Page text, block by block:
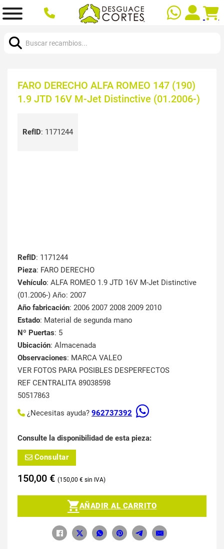
FARO DERECHO ALFA ROMEO 147 (190)
1.9 JTD 16V M-Jet Distinctive (01.2006-)
RefID: 1171244
RefID: 1171244
Pieza: FARO DERECHO
Vehículo: ALFA ROMEO 1.9 JTD 16V M-Jet Distinctive
(01.2006-) Año: 2007
Año fabricación: 2006 2007 2008 2009 2010
Estado: Material de segunda mano
Nº Puertas: 5
Ubicación: Almacenada
Observaciones: MARCA VALEO
VER FOTOS PARA POSIBLES DESPERFECTOS
REF CENTRALITA 89038598
50517863
¿Necesitas ayuda? 962737392
Consulte la disponibilidad de esta pieza:
Consultar
150,00 € 150,00 €
AÑADIR AL CARRITO